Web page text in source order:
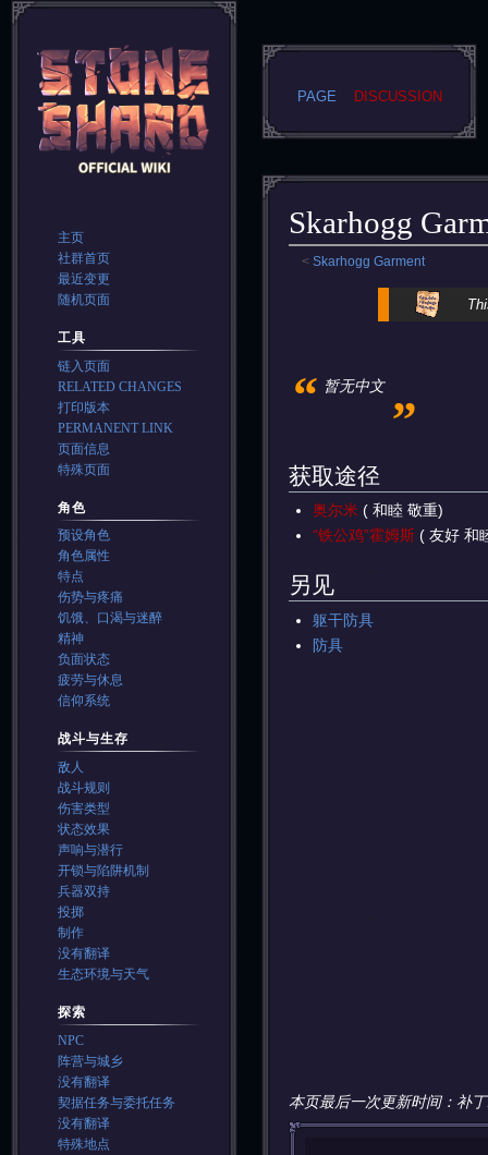
Skarhogg
< Skarhogg Garment
“ 暂无中文 „
获取途径
奥尔米 ( 和睦 敬重)
“铁公鸡”霍姆斯 ( 友好 和
另见
躯干防具
防具
本页最后一次更新时间：补
PAGE DISCUSSION
主页
社群首页
最近变更
随机页面
工具
链入页面
RELATED CHANGES
打印版本
PERMANENT LINK
页面信息
特殊页面
角色
预设角色
角色属性
特点
伤势与疼痛
饥饿、口渴与迷醉
精神
负面状态
疲劳与休息
信仰系统
战斗与生存
敌人
战斗规则
伤害类型
状态效果
声响与潜行
开锁与陷阱机制
兵器双持
投掷
制作
没有翻译
生态环境与天气
探索
NPC
阵营与城乡
没有翻译
契据任务与委托任务
没有翻译
特殊地点